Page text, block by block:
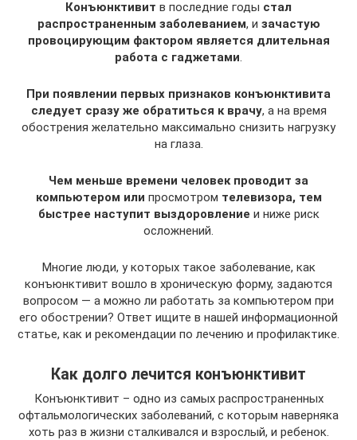
Конъюнктивит в последние годы стал
распространенным заболеванием, и зачастую
провоцирующим фактором является длительная
работа с гаджетами.
При появлении первых признаков конъюнктивита
следует сразу же обратиться к врачу, а на время
обострения желательно максимально снизить нагрузку
на глаза.
Чем меньше времени человек проводит за
компьютером или просмотром телевизора, тем
быстрее наступит выздоровление и ниже риск
осложнений.
Многие люди, у которых такое заболевание, как
конъюнктивит вошло в хроническую форму, задаются
вопросом — а можно ли работать за компьютером при
его обострении? Ответ ищите в нашей информационной
статье, как и рекомендации по лечению и профилактике.
Как долго лечится конъюнктивит
Конъюнктивит – одно из самых распространенных
офтальмологических заболеваний, с которым наверняка
хоть раз в жизни сталкивался и взрослый, и ребенок.